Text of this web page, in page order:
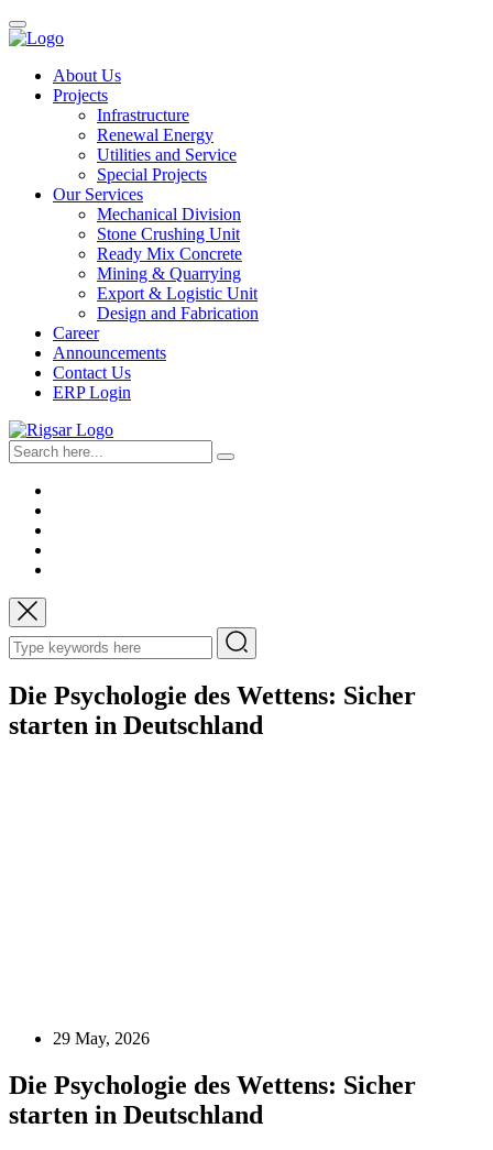
About Us
Projects
Infrastructure
Renewal Energy
Utilities and Service
Special Projects
Our Services
Mechanical Division
Stone Crushing Unit
Ready Mix Concrete
Mining & Quarrying
Export & Logistic Unit
Design and Fabrication
Career
Announcements
Contact Us
ERP Login
Die Psychologie des Wettens: Sicher
starten in Deutschland
29 May, 2026
Die Psychologie des Wettens: Sicher
starten in Deutschland